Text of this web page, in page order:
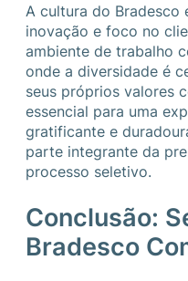
A cultura do Bradesco
inovação e foco no
ambiente de trabalho
onde a diversidade é
seus próprios valores
essencial para uma
gratificante e
parte integrante da
processo seletivo.
Conclusão:
Bradesco